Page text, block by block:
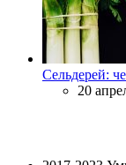
Сельдерей:
20